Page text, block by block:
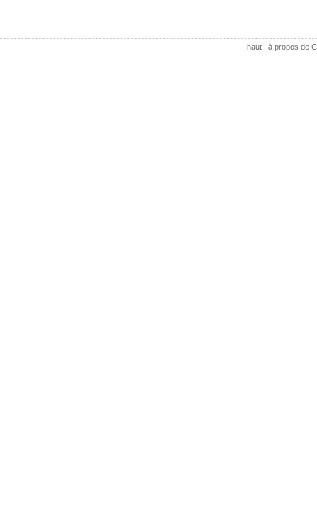
haut| à propos de